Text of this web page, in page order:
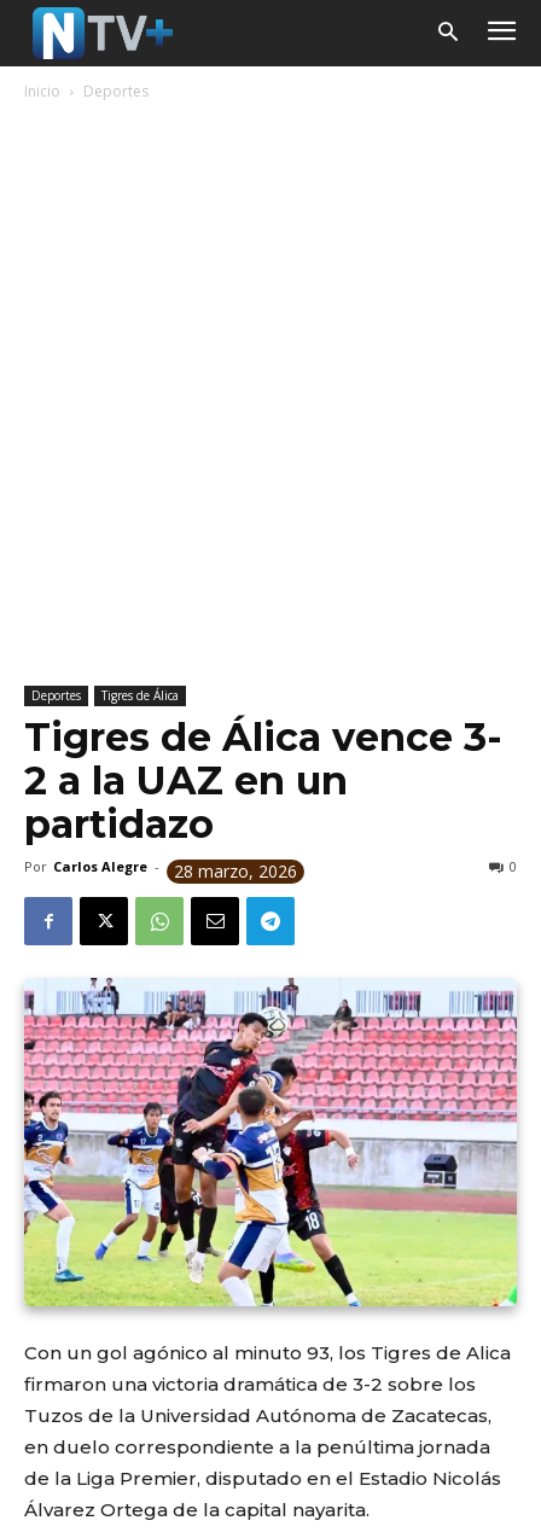
Inicio Deportes
Deportes Tigres de Álica
Tigres de Álica vence 3-
2 a la UAZ en un
partidazo
Por Carlos Alegre - 28 marzo, 2026 0
Con un gol agónico al minuto 93, los Tigres de Alica
firmaron una victoria dramática de 3-2 sobre los
Tuzos de la Universidad Autónoma de Zacatecas,
en duelo correspondiente a la penúltima jornada
de la Liga Premier, disputado en el Estadio Nicolás
Álvarez Ortega de la capital nayarita.